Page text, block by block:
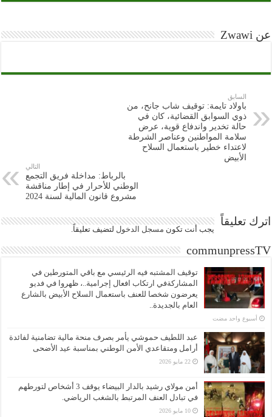
عن Zwawi
السابق
باولاد تايمة: توقيف شاب جانح، من
ذوي السوابق القضائية، كان في
حالة تخدير واندفاع قوية، عرض
سلامة المواطنين وعناصر الشرطة
لاعتداء خطير باستعمال السلاح
الأبيض
التالي
بالرباط: مداخلة فريق التجمع
الوطني للأحرار في إطار مناقشة
مشروع قانون المالية لسنة 2024
اترك تعليقاً
يجب أنت تكون مسجل الدخول لتضيف تعليقاً.
communpressTV
توقيف المشتبه فيه الرئيسي مع باقي المتورطين في
المشاركةفي ارتكاب افعال إجرامية..، ظهروا في فديو
يعرضون شخصا للعنف باستعمال السلاح الأبيض بالشارع
العام بالجديدة..
‏أسبوع واحد مضت
عبد اللطيف حموشي يأمر بصرف منحة مالية تضامنية لفائدة
أرامل ومتقاعدي الأمن الوطني بمناسبة عيد الأضحى
22 مايو 2026
أمن مولاي رشيد بالدار البيضاء يوقف 3 أشخاص لتورطهم
في تبادل العنف المرتبط بالشغب الرياضي.
10 مايو 2026